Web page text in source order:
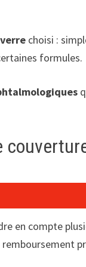
choisi :
formules.
en compte